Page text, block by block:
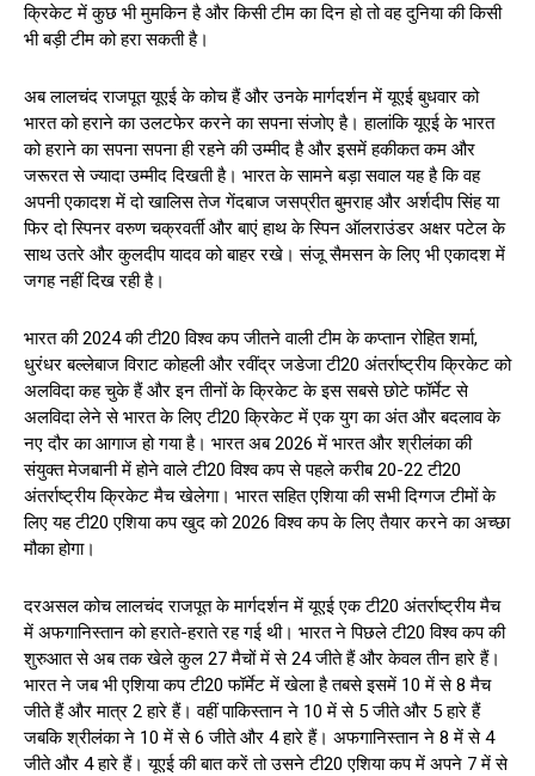
क्रिकेट में कुछ भी मुमकिन है और किसी टीम का दिन हो तो वह दुनिया की किसी
भी बड़ी टीम को हरा सकती है।
अब लालचंद राजपूत यूएई के कोच हैं और उनके मार्गदर्शन में यूएई बुधवार को
भारत को हराने का उलटफेर करने का सपना संजोए है। हालांकि यूएई के भारत
को हराने का सपना सपना ही रहने की उम्मीद है और इसमें हकीकत कम और
जरूरत से ज्यादा उम्मीद दिखती है। भारत के सामने बड़ा सवाल यह है कि वह
अपनी एकादश में दो खालिस तेज गेंदबाज जसप्रीत बुमराह और अर्शदीप सिंह या
फिर दो स्पिनर वरुण चक्रवर्ती और बाएं हाथ के स्पिन ऑलराउंडर अक्षर पटेल के
साथ उतरे और कुलदीप यादव को बाहर रखे। संजू सैमसन के लिए भी एकादश में
जगह नहीं दिख रही है।
भारत की 2024 की टी20 विश्व कप जीतने वाली टीम के कप्तान रोहित शर्मा,
धुरंधर बल्लेबाज विराट कोहली और रवींद्र जडेजा टी20 अंतर्राष्ट्रीय क्रिकेट को
अलविदा कह चुके हैं और इन तीनों के क्रिकेट के इस सबसे छोटे फॉर्मेट से
अलविदा लेने से भारत के लिए टी20 क्रिकेट में एक युग का अंत और बदलाव के
नए दौर का आगाज हो गया है। भारत अब 2026 में भारत और श्रीलंका की
संयुक्त मेजबानी में होने वाले टी20 विश्व कप से पहले करीब 20-22 टी20
अंतर्राष्ट्रीय क्रिकेट मैच खेलेगा। भारत सहित एशिया की सभी दिग्गज टीमों के
लिए यह टी20 एशिया कप खुद को 2026 विश्व कप के लिए तैयार करने का अच्छा
मौका होगा।
दरअसल कोच लालचंद राजपूत के मार्गदर्शन में यूएई एक टी20 अंतर्राष्ट्रीय मैच
में अफगानिस्तान को हराते-हराते रह गई थी। भारत ने पिछले टी20 विश्व कप की
शुरुआत से अब तक खेले कुल 27 मैचों में से 24 जीते हैं और केवल तीन हारे हैं।
भारत ने जब भी एशिया कप टी20 फॉर्मेट में खेला है तबसे इसमें 10 में से 8 मैच
जीते हैं और मात्र 2 हारे हैं। वहीं पाकिस्तान ने 10 में से 5 जीते और 5 हारे हैं
जबकि श्रीलंका ने 10 में से 6 जीते और 4 हारे हैं। अफगानिस्तान ने 8 में से 4
जीते और 4 हारे हैं। यूएई की बात करें तो उसने टी20 एशिया कप में अपने 7 में से